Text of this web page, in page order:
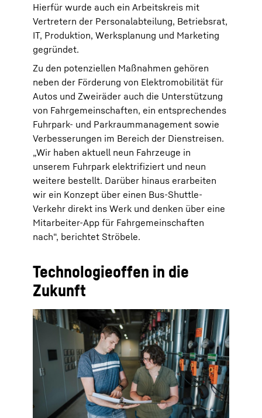
Hierfür wurde auch ein Arbeitskreis mit
Vertretern der Personalabteilung, Betriebsrat,
IT, Produktion, Werksplanung und Marketing
gegründet.
Zu den potenziellen Maßnahmen gehören
neben der Förderung von Elektromobilität für
Autos und Zweiräder auch die Unterstützung
von Fahrgemeinschaften, ein entsprechendes
Fuhrpark- und Parkraummanagement sowie
Verbesserungen im Bereich der Dienstreisen.
„Wir haben aktuell neun Fahrzeuge in
unserem Fuhrpark elektrifiziert und neun
weitere bestellt. Darüber hinaus erarbeiten
wir ein Konzept über einen Bus-Shuttle-
Verkehr direkt ins Werk und denken über eine
Mitarbeiter-App für Fahrgemeinschaften
nach“, berichtet Ströbele.
Technologieoffen in die
Zukunft